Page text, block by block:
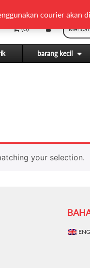
(0)
for:
barang kecil
your selection.
courier akan